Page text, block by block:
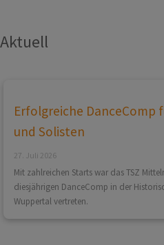
Aktuell
Erfolgreiche DanceComp
und Solisten
27. Juli 2026
Mit zahlreichen Starts war das TSZ
diesjährigen DanceComp in der
Wuppertal vertreten.